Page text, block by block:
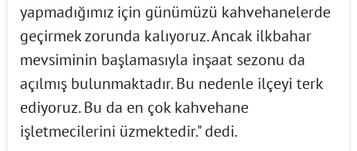
yapmadığımız için günümüzü kahvehanelerde
geçirmek zorunda kalıyoruz. Ancak ilkbahar
mevsiminin başlamasıyla inşaat sezonu da
açılmış bulunmaktadır. Bu nedenle ilçeyi terk
ediyoruz. Bu da en çok kahvehane
işletmecilerini üzmektedir." dedi.